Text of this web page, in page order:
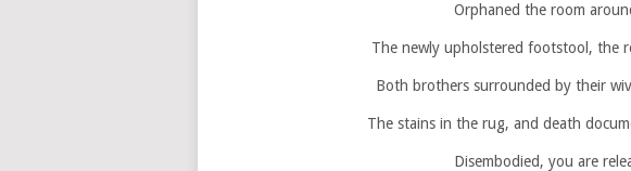
Orphaned the room
The newly upholstered footstool, the
Both brothers surrounded by their
The stains in the rug, and death
Disembodied, you are